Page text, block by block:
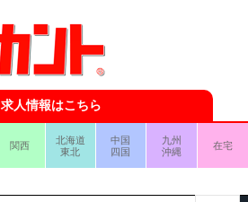
求人情報はこちら
関西
北海道
東北
中国
四国
九州
沖縄
在宅